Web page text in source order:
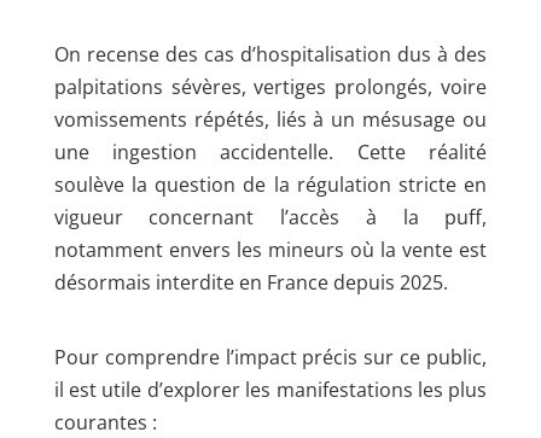
On recense des cas d’hospitalisation dus à des
palpitations sévères, vertiges prolongés, voire
vomissements répétés, liés à un mésusage ou
une ingestion accidentelle. Cette réalité
soulève la question de la régulation stricte en
vigueur concernant l’accès à la puff,
notamment envers les mineurs où la vente est
désormais interdite en France depuis 2025.
Pour comprendre l’impact précis sur ce public,
il est utile d’explorer les manifestations les plus
courantes :